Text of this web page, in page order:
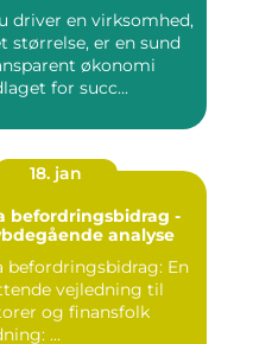
driver en virksomhed,
størrelse, er en sund
økonomi
for succ...
18. jan
befordringsbidrag -
analyse
befordringsbidrag: En
vejledning til
og finansfolk
Indledning: ...